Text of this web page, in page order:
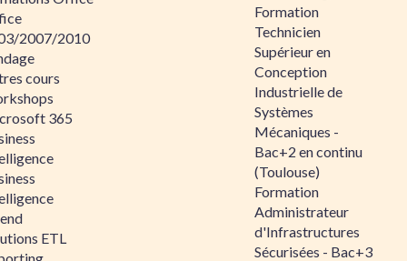
2007/2010
cours
365
ETL
Formation
Technicien
Supérieur en
Conception
Industrielle de
Systèmes
Mécaniques -
Bac+2 en continu
(Toulouse)
Formation
Administrateur
d'Infrastructures
Sécurisées - Bac+3